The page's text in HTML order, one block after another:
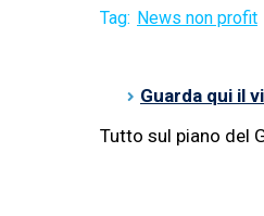
Tag: News non profit
Guarda qui il
Tutto sul piano del